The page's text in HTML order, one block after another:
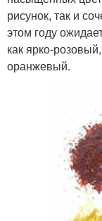
рисунок, так и
этом году
как ярко-
оранжевый.